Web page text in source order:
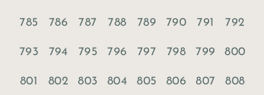
785 786 787 788 789 790 791 792
793 794 795 796 797 798 799 800
801 802 803 804 805 806 807 808